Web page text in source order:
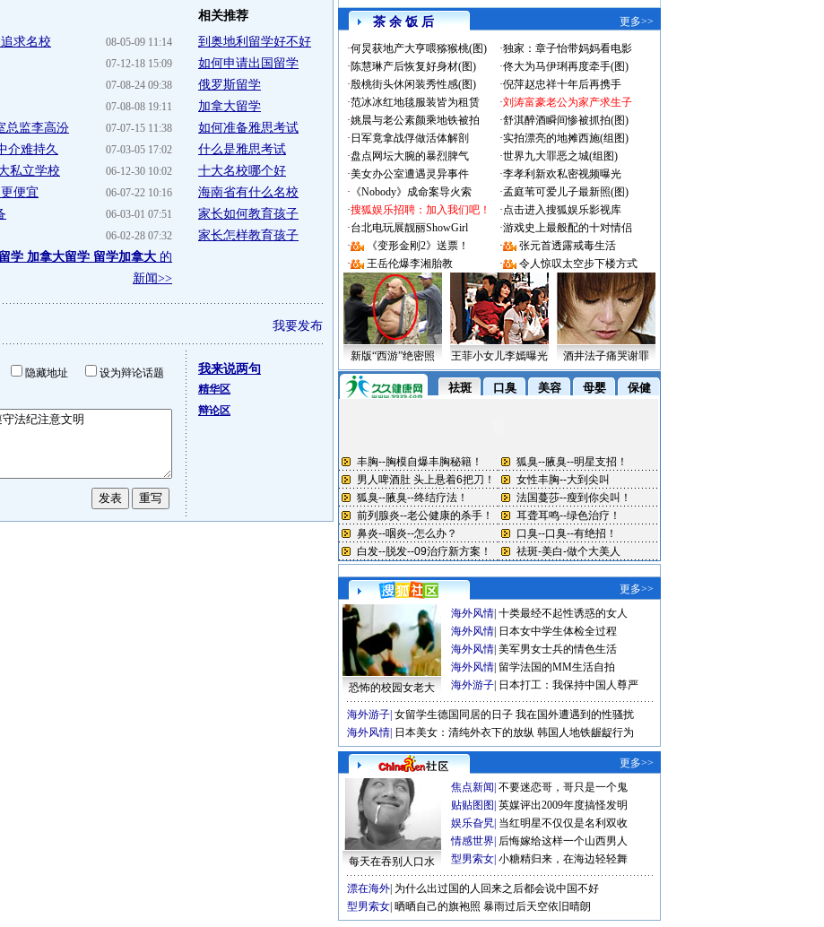
08-05-09 11:14
求名校
07-12-18 15:09
07-08-24 09:38
07-08-08 19:11
07-07-15 11:38
总监李高汾
07-03-05 17:02
介难持久
06-12-30 10:02
私立学校
06-07-22 10:16
便宜
06-03-01 07:51
06-02-28 07:32
学 加拿大留学 留学加拿大 的
新闻>>
相关推荐
到奥地利留学好不好
如何申请出国留学
俄罗斯留学
加拿大留学
如何准备雅思考试
什么是雅思考试
十大名校哪个好
海南省有什么名校
家长如何教育孩子
家长怎样教育孩子
我要发布
隐藏地址
设为辩论话题
我来说两句
精华区
辩论区
茶 余 饭 后 更多>>
·何炅获地产大亨喂猕猴桃(图) ·独家：章子怡带妈妈看电影
·陈慧琳产后恢复好身材(图) ·佟大为马伊琍再度牵手(图)
·殷桃街头休闲装秀性感(图) ·倪萍赵忠祥十年后再携手
·范冰冰红地毯服装皆为租赁 ·刘涛富豪老公为家产求生子
·姚晨与老公素颜乘地铁被拍 ·舒淇醉酒瞬间惨被抓拍(图)
· 日军竟拿战俘做活体解剖 ·实拍漂亮的地摊西施(组图)
·盘点网坛大腕的暴烈脾气 ·世界九大罪恶之城(组图)
·美女办公室遭遇灵异事件 ·李孝利新欢私密视频曝光
· 《Nobody》成命案导火索 ·孟庭苇可爱儿子最新照(图)
·搜狐娱乐招聘：加入我们吧！ ·点击进入搜狐娱乐影视库
·台北电玩展靓丽ShowGirl ·游戏史上最般配的十对情侣
·
《变形金刚2》送票！ ·
张元首透露戒毒生活
·
王岳伦爆李湘胎教 · 令人惊叹太空步下楼方式
新版“西游”绝密照 王菲小女儿李嫣曝光 酒井法子痛哭谢罪
更多>>
恐怖的校园女老大
海外风情 十类最经不起性诱惑的女人
海外风情 日本女中学生体检全过程
海外风情 美军男女士兵的情色生活
海外风情 留学法国的MM生活自拍
海外游子 日本打工：我保持中国人尊严
海外游子 女留学生德国同居的日子 我在国外遭遇到的性骚扰
海外风情 日本美女：清纯外衣下的放纵 韩国人地铁龌龊行为
更多>>
每天在吞别人口水
焦点新闻 不要迷恋哥，哥只是一个鬼
贴贴图图 英媒评出2009年度搞怪发明
娱乐旮旯 当红明星不仅仅是名利双收
情感世界 后悔嫁给这样一个山西男人
型男索女 小糖精归来，在海边轻轻舞
漂在海外 为什么出过国的人回来之后都会说中国不好
型男索女 晒晒自己的旗袍照 暴雨过后天空依旧晴朗